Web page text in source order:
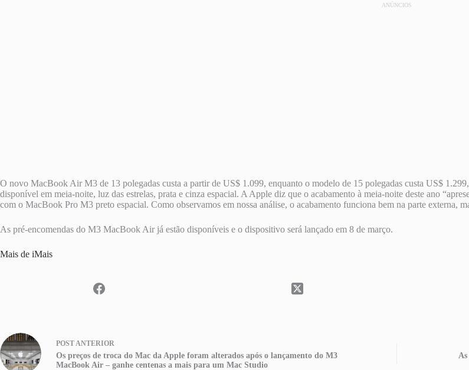
ANÚNCIOS
O novo MacBook Air M3 de 13 polegadas custa a partir de US$ 1.099, enquanto o modelo de 15 polegadas custa US$
disponível em meia-noite, luz das estrelas, prata e cinza espacial. A Apple diz que o acabamento à meia-noite deste ano
com o MacBook Pro M3 preto espacial. Como observamos em nossa análise, o acabamento funciona bem na parte externa,
As pré-encomendas do M3 MacBook Air já estão disponíveis e o dispositivo será lançado em 8 de março.
Mais de iMais
POSTANTERIOR
Os preços de troca do Mac da Apple foram alterados após o lançamento do M3
MacBook Air – ganhe centenas a mais para um Mac Studio